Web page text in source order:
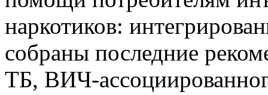
наркотиков:
собраны последние
ТБ, ВИЧ-